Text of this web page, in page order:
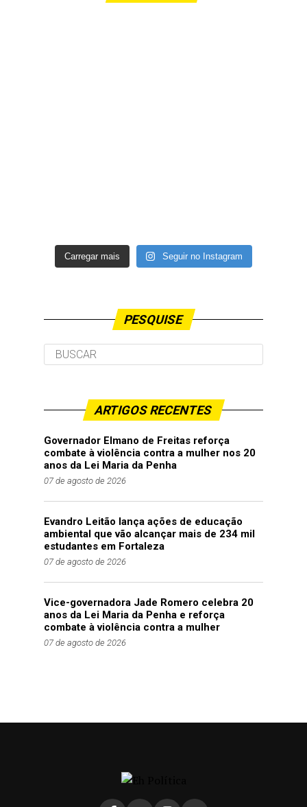
Carregar mais Seguir no Instagram
PESQUISE
ARTIGOS RECENTES
Governador Elmano de Freitas reforça
combate à violência contra a mulher nos 20
anos da Lei Maria da Penha
07 de agosto de 2026
Evandro Leitão lança ações de educação
ambiental que vão alcançar mais de 234 mil
estudantes em Fortaleza
07 de agosto de 2026
Vice-governadora Jade Romero celebra 20
anos da Lei Maria da Penha e reforça
combate à violência contra a mulher
07 de agosto de 2026